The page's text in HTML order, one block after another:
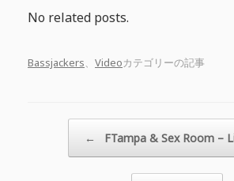
No related posts.
Bassjackers、 Videoカテゴリーの記事
← FTampa & Sex Room –